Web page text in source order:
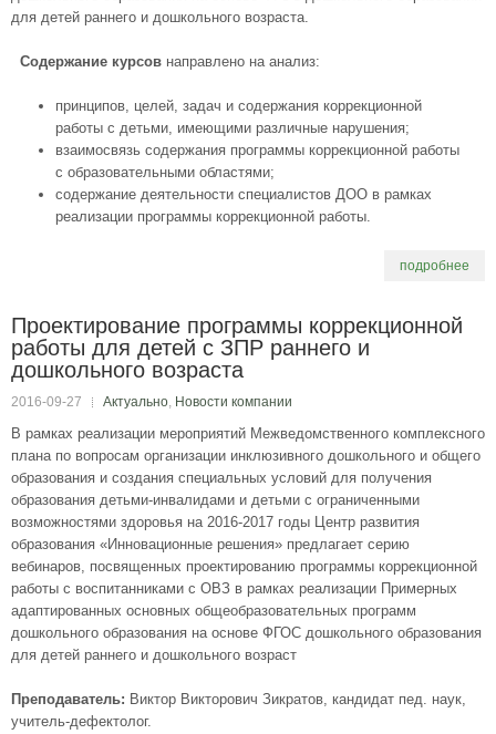
для детей раннего и дошкольного возраста.
Содержание курсов направлено на анализ:
принципов, целей, задач и содержания коррекционной
работы с детьми, имеющими различные нарушения;
взаимосвязь содержания программы коррекционной работы
с образовательными областями;
содержание деятельности специалистов ДОО в рамках
реализации программы коррекционной работы.
подробнее
Проектирование программы коррекционной
работы для детей с ЗПР раннего и
дошкольного возраста
2016-09-27 Актуально, Новости компании
В рамках реализации мероприятий Межведомственного комплексного
плана по вопросам организации инклюзивного дошкольного и общего
образования и создания специальных условий для получения
образования детьми-инвалидами и детьми с ограниченными
возможностями здоровья на 2016-2017 годы Центр развития
образования «Инновационные решения» предлагает серию
вебинаров, посвященных проектированию программы коррекционной
работы с воспитанниками с ОВЗ в рамках реализации Примерных
адаптированных основных общеобразовательных программ
дошкольного образования на основе ФГОС дошкольного образования
для детей раннего и дошкольного возраст
Преподаватель: Виктор Викторович Зикратов, кандидат пед. наук,
учитель-дефектолог.